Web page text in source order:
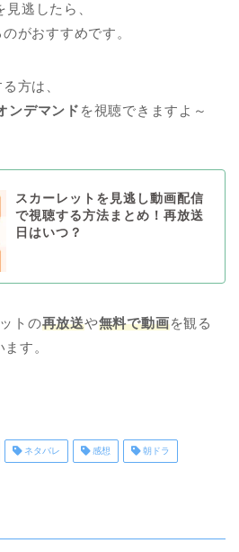
逃したら、
がおすすめです。
方は、
ンデマンド を視聴できますよ～
スカーレットを見逃し動画配信
で視聴する方法まとめ！再放送
日はいつ？
トの再放送や無料で動画を観る
す。
ネタバレ 感想 朝ドラ